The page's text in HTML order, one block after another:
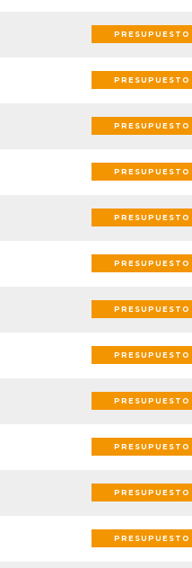
PRESUPUESTO
PRESUPUESTO
PRESUPUESTO
PRESUPUESTO
PRESUPUESTO
PRESUPUESTO
PRESUPUESTO
PRESUPUESTO
PRESUPUESTO
PRESUPUESTO
PRESUPUESTO
PRESUPUESTO